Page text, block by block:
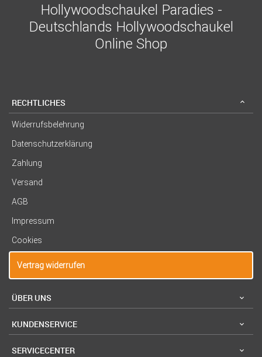
Hollywoodschaukel Paradies -
Deutschlands Hollywoodschaukel
Online Shop
RECHTLICHES
Widerrufsbelehrung
Datenschutzerklärung
Zahlung
Versand
AGB
Impressum
Cookies
Vertrag widerrufen
ÜBER UNS
KUNDENSERVICE
SERVICECENTER